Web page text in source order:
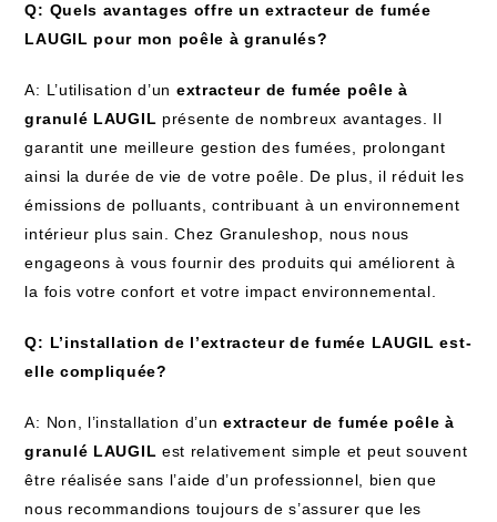
Q: Quels avantages offre un extracteur de fumée
LAUGIL pour mon poêle à granulés?
A: L’utilisation d’un extracteur de fumée poêle à
granulé LAUGIL présente de nombreux avantages. Il
garantit une meilleure gestion des fumées, prolongant
ainsi la durée de vie de votre poêle. De plus, il réduit les
émissions de polluants, contribuant à un environnement
intérieur plus sain. Chez Granuleshop, nous nous
engageons à vous fournir des produits qui améliorent à
la fois votre confort et votre impact environnemental.
Q: L’installation de l’extracteur de fumée LAUGIL est-
elle compliquée?
A: Non, l’installation d’unextracteur de fumée poêle à
granulé LAUGIL est relativement simple et peut souvent
être réalisée sans l’aide d’un professionnel, bien que
nous recommandions toujours de s’assurer que les